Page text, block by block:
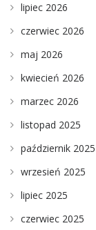
lipiec 2026
czerwiec 2026
maj 2026
kwiecień 2026
marzec 2026
listopad 2025
październik 2025
wrzesień 2025
lipiec 2025
czerwiec 2025